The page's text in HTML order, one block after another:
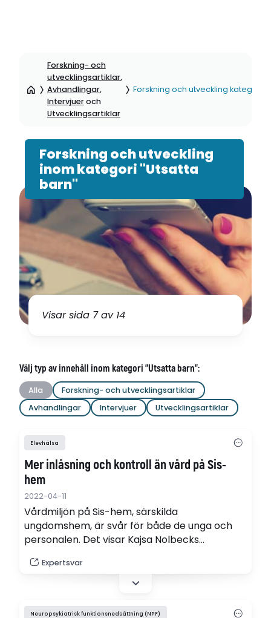
sidinnehåll
Forskning- och
utvecklingsartiklar,
Avhandlingar,
Intervjueroch
Utvecklingsartiklar
Forskning och utveckling kategori:
Forskning och utveckling
inom kategori "Utsatta
barn"
Visar sida 7 av 14
Välj typ av innehåll inom kategori "Utsatta barn":
Alla
Forskning- och utvecklingsartiklar
Avhandlingar
Intervjuer Utvecklingsartiklar
Elevhälsa
Mer inlåsning och kontroll än vård på Sis-
hem
2022-04-11
Vårdmiljön på Sis-hem, särskilda
ungdomshem, är svår för både de unga och
personalen. Det visar Kajsa Nolbecks
för den individuella vård som ska ges är det
ofta inlåsning och kontroll som gäller.
Expertsvar
Neuropsykiatrisk funktionsnedsättning (NPF)